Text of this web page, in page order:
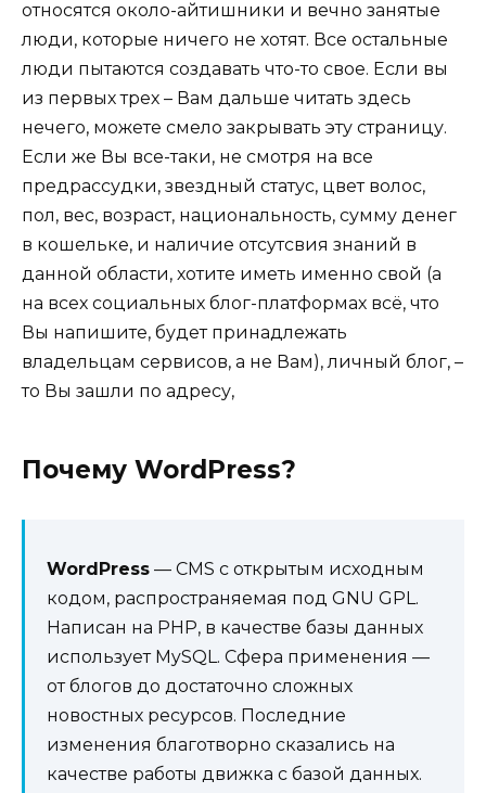
относятся около-айтишники и вечно занятые
люди, которые ничего не хотят. Все остальные
люди пытаются создавать что-то свое. Если вы
из первых трех – Вам дальше читать здесь
нечего, можете смело закрывать эту страницу.
Если же Вы все-таки, не смотря на все
предрассудки, звездный статус, цвет волос,
пол, вес, возраст, национальность, сумму денег
в кошельке, и наличие отсутсвия знаний в
данной области, хотите иметь именно свой (а
на всех социальных блог-платформах всё, что
Вы напишите, будет принадлежать
владельцам сервисов, а не Вам), личный блог, –
то Вы зашли по адресу,
Почему WordPress?
WordPress — CMS c открытым исходным
кодом, распространяемая под GNU GPL.
Написан на PHP, в качестве базы данных
использует MySQL. Сфера применения —
от блогов до достаточно сложных
новостных ресурсов. Последние
изменения благотворно сказались на
качестве работы движка с базой данных.